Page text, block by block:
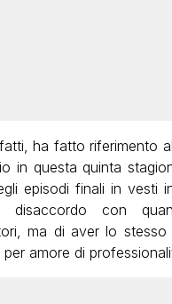
ha fatto riferimento
in questa quinta
episodi finali in vesti
disaccordo con
ma di aver lo
amore di